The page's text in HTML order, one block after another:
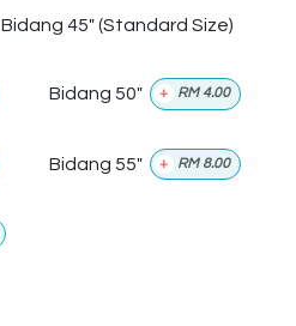
Bidang 45" (Standard Size)
Bidang 50" + RM 4.00
Bidang 55" + RM 8.00